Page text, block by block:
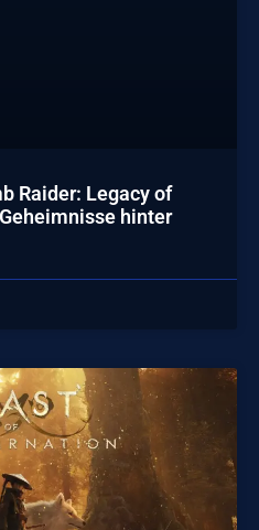
Raider: Legacy of
hinter